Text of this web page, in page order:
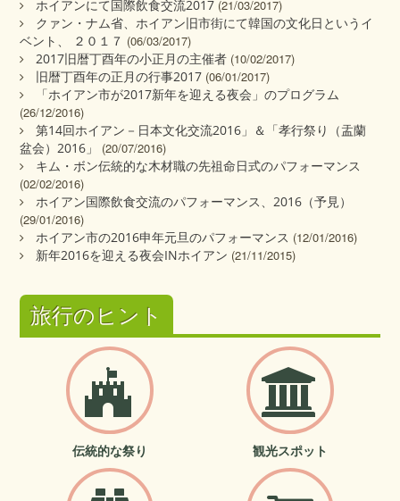
ホイアンにて国際飲食交流2017 (21/03/2017)
クァン・ナム省、ホイアン旧市街にて韓国の文化日というイ
ベント、 ２０１７ (06/03/2017)
2017旧暦丁酉年の小正月の主催者 (10/02/2017)
旧暦丁酉年の正月の行事2017 (06/01/2017)
「ホイアン市が2017新年を迎える夜会」のプログラム
(26/12/2016)
第14回ホイアン－日本文化交流2016」＆「孝行祭り（盂蘭
盆会）2016」
(20/07/2016)
キム・ボン伝統的な木材職の先祖命日式のパフォーマンス
(02/02/2016)
ホイアン国際飲食交流のパフォーマンス、2016（予見）
(29/01/2016)
ホイアン市の2016申年元旦のパフォーマンス (12/01/2016)
新年2016を迎える夜会INホイアン (21/11/2015)
旅行のヒント
伝統的な祭り 観光スポット